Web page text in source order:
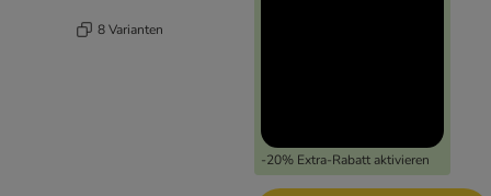
8 Varianten
-20% Extra-Rabatt aktivieren